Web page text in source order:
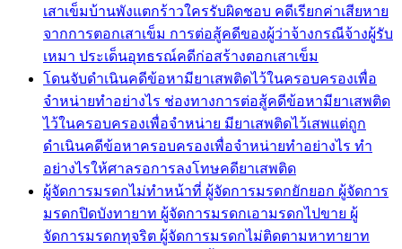
เสาเข็มบ้านพังแตกร้าวใครรับผิดชอบ คดีเรียกค่าเสียหาย
จากการตอกเสาเข็ม การต่อสู้คดีของผู้ว่าจ้างกรณีจ้างผู้รับ
เหมา ประเด็นอุทธรณ์คดีก่อสร้างตอกเสาเข็ม
โดนจับดำเนินคดีข้อหามียาเสพติดไว้ในครอบครองเพื่อ
จำหน่ายทำอย่างไร ช่องทางการต่อสู้คดีข้อหามียาเสพติด
ไว้ในครอบครองเพื่อจำหน่าย มียาเสพติดไว้เสพแต่ถูก
ดำเนินคดีข้อหาครอบครองเพื่อจำหน่ายทำอย่างไร ทำ
อย่างไรให้ศาลรอการลงโทษคดียาเสพติด
ผู้จัดการมรดกไม่ทำหน้าที่ ผู้จัดการมรดกยักยอก ผู้จัดการ
มรดกปิดบังทายาท ผู้จัดการมรดกเอามรดกไปขาย ผู้
จัดการมรดกทุจริต ผู้จัดการมรดกไม่ติดตามหาทายาท